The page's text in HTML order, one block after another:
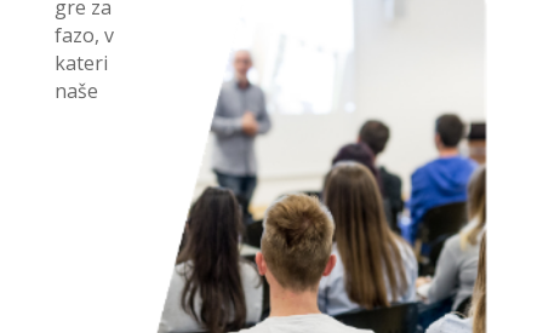
gre za
fazo, v
kateri
naše